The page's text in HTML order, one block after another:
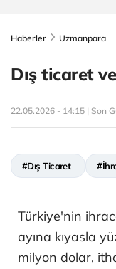
Haberler Uzmanpara
Dış ticaret
22.05.2026 - 14:15 | Son
#Dış Ticaret
Türkiye'nin
ayına kıyasla
milyon dolar,